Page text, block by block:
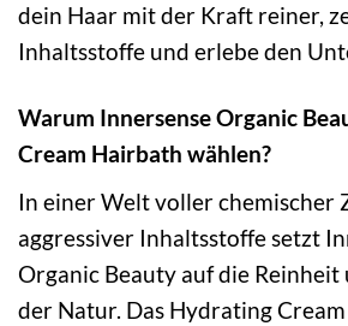
dein Haar mit der Kraft reiner,
Inhaltsstoffe und erlebe den
Warum Innersense Organic
Cream Hairbath wählen?
In einer Welt voller chemischer
aggressiver Inhaltsstoffe setzt
Organic Beauty auf die
der Natur. Das Hydrating